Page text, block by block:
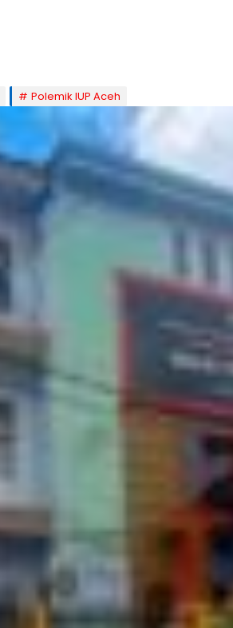
Polemik IUP Aceh